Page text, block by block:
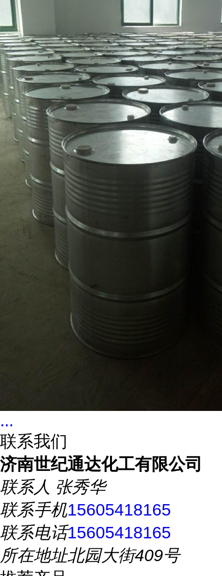
...
联系我们
济南世纪通达化工有限公司
联系人 张秀华
联系手机15605418165
联系电话15605418165
所在地址北园大街409号